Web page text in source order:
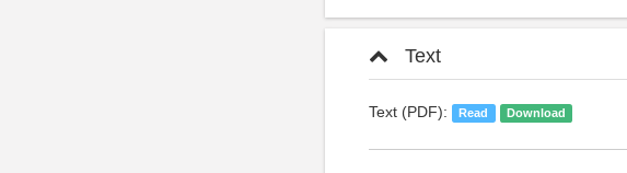
Text
Text (PDF): Read Download